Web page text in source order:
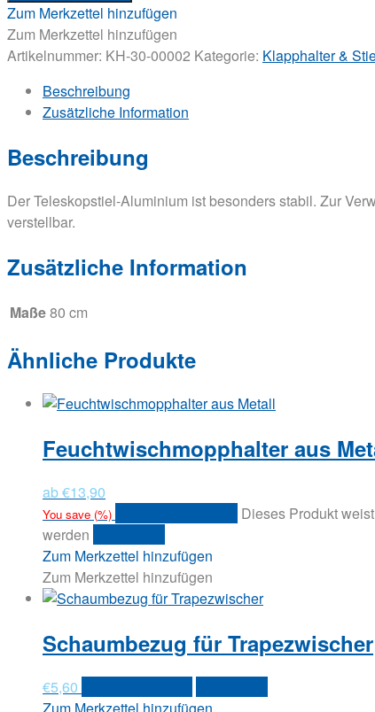
Zum Merkzettel hinzufügen
Zum Merkzettel hinzufügen
Artikelnummer: KH-30-00002 Kategorie: Klapphalter &
Beschreibung
Zusätzliche Information
Beschreibung
Der Teleskopstiel-Aluminium ist besonders stabil. Zur
verstellbar.
Zusätzliche Information
Maße80 cm
Ähnliche Produkte
Feuchtwischmopphalter aus
ab€13,90
You save (%)
Dieses Produkt
werden
Zum Merkzettel hinzufügen
Zum Merkzettel hinzufügen
Schaumbezug für Trapezwischer
€5,60
Zum Merkzettel hinzufügen